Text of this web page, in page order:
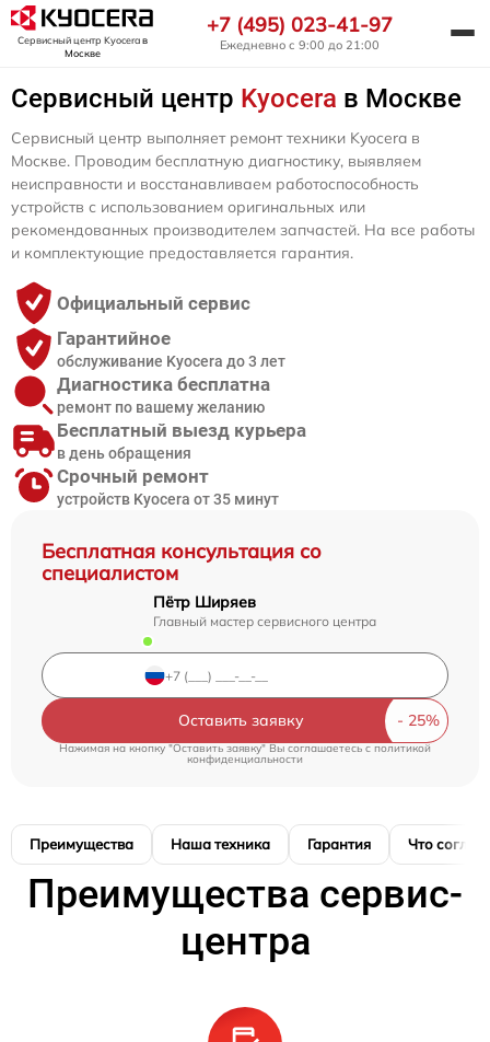
Сервисный центр Kyoceraв
Москве
+7 (495) 023-41-97
Ежедневно с 9:00 до 21:00
Сервисный центр Kyocera в Москве
Бесплатная консультация со
специалистом
Пётр Ширяев
Главный мастер сервисного центра
Оставить заявку
Нажимая на кнопку "Оставить заявку" Вы соглашаетесь c политикой
конфиденциальности
Сервисный центр выполняет ремонт техники Kyocera в
Москве. Проводим бесплатную диагностику, выявляем
неисправности и восстанавливаем работоспособность
устройств с использованием оригинальных или
рекомендованных производителем запчастей. На все работы
и комплектующие предоставляется гарантия.
Официальный сервис
Гарантийное
обслуживание Kyocera до 3 лет
Диагностика бесплатна
ремонт по вашему желанию
Бесплатный выезд курьера
в день обращения
Срочный ремонт
устройств Kyocera от 35 минут
Преимущества Наша техника Гарантия Что
Преимущества сервис-
центра